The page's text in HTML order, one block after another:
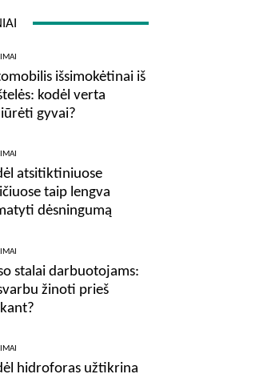
išsimokėtinai iš
kodėl verta
gyvai?
atsitiktiniuose
taip lengva
dėsningumą
stalai darbuotojams:
žinoti prieš
hidroforas užtikrina